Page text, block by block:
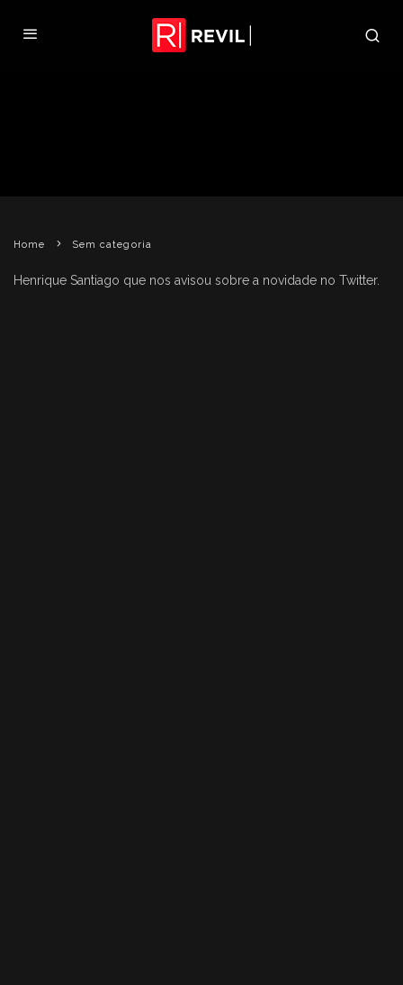
Home
Sem categoria
Henrique Santiago que nos avisou sobre a novidade no Twitter.